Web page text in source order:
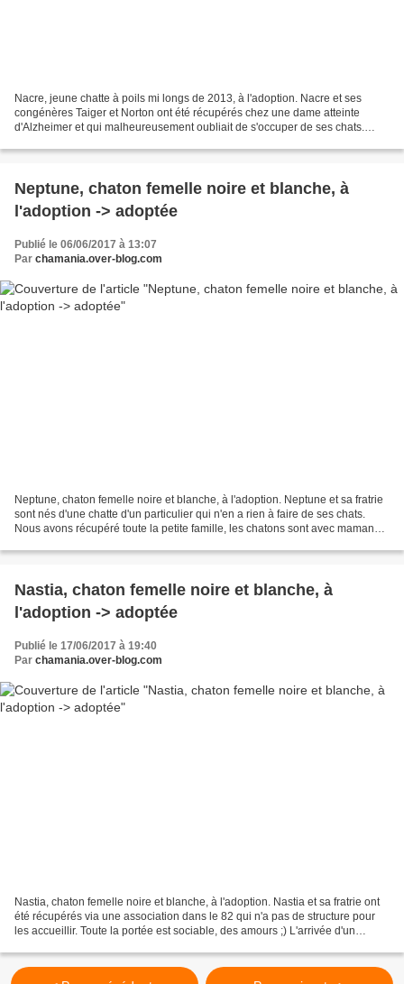
Nacre, jeune chatte à poils mi longs de 2013, à l'adoption. Nacre et ses
congénères Taiger et Norton ont été récupérés chez une dame atteinte
d'Alzheimer et qui malheureusement oubliait de s'occuper de ses chats.
Neptune, chaton femelle noire et blanche, à
l'adoption -> adoptée
Publié le 06/06/2017 à 13:07
Par chamania.over-blog.com
Neptune, chaton femelle noire et blanche, à l'adoption. Neptune et sa fratrie
sont nés d'une chatte d'un particulier qui n'en a rien à faire de ses chats.
Nous avons récupéré toute la petite famille, les chatons sont avec maman
Nastia, chaton femelle noire et blanche, à
l'adoption -> adoptée
Publié le 17/06/2017 à 19:40
Par chamania.over-blog.com
Nastia, chaton femelle noire et blanche, à l'adoption. Nastia et sa fratrie ont
été récupérés via une association dans le 82 qui n'a pas de structure pour
les accueillir. Toute la portée est sociable, des amours ;) L'arrivée d'un